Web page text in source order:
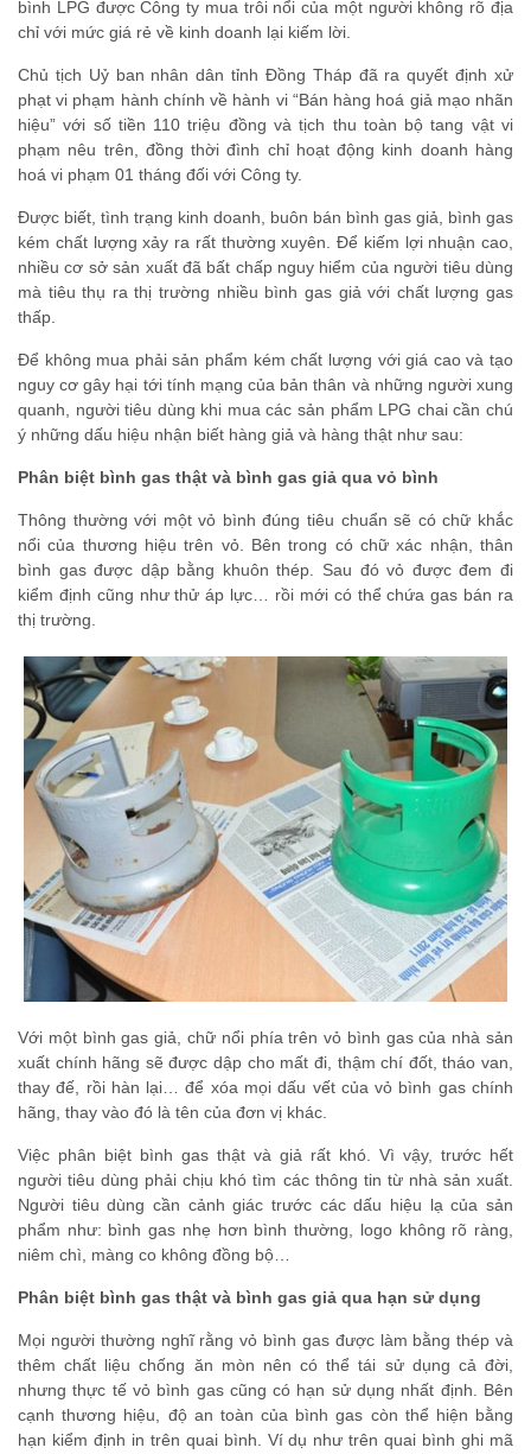
bình LPG được Công ty mua trôi nổi của một người không rõ địa
chỉ với mức giá rẻ về kinh doanh lại kiếm lời.
Chủ tịch Uỷ ban nhân dân tỉnh Đồng Tháp đã ra quyết định xử
phạt vi phạm hành chính về hành vi “Bán hàng hoá giả mạo nhãn
hiệu” với số tiền 110 triệu đồng và tịch thu toàn bộ tang vật vi
phạm nêu trên, đồng thời đình chỉ hoạt động kinh doanh hàng
hoá vi phạm 01 tháng đối với Công ty.
Được biết, tình trạng kinh doanh, buôn bán bình gas giả, bình gas
kém chất lượng xảy ra rất thường xuyên. Để kiếm lợi nhuận cao,
nhiều cơ sở sản xuất đã bất chấp nguy hiểm của người tiêu dùng
mà tiêu thụ ra thị trường nhiều bình gas giả với chất lượng gas
thấp.
Để không mua phải sản phẩm kém chất lượng với giá cao và tạo
nguy cơ gây hại tới tính mạng của bản thân và những người xung
quanh, người tiêu dùng khi mua các sản phẩm LPG chai cần chú
ý những dấu hiệu nhận biết hàng giả và hàng thật như sau:
Phân biệt bình gas thật và bình gas giả qua vỏ bình
Thông thường với một vỏ bình đúng tiêu chuẩn sẽ có chữ khắc
nổi của thương hiệu trên vỏ. Bên trong có chữ xác nhận, thân
bình gas được dập bằng khuôn thép. Sau đó vỏ được đem đi
kiểm định cũng như thử áp lực… rồi mới có thể chứa gas bán ra
thị trường.
Với một bình gas giả, chữ nổi phía trên vỏ bình gas của nhà sản
xuất chính hãng sẽ được dập cho mất đi, thậm chí đốt, tháo van,
thay đế, rồi hàn lại… để xóa mọi dấu vết của vỏ bình gas chính
hãng, thay vào đó là tên của đơn vị khác.
Việc phân biệt bình gas thật và giả rất khó. Vì vậy, trước hết
người tiêu dùng phải chịu khó tìm các thông tin từ nhà sản xuất.
Người tiêu dùng cần cảnh giác trước các dấu hiệu lạ của sản
phẩm như: bình gas nhẹ hơn bình thường, logo không rõ ràng,
niêm chì, màng co không đồng bộ…
Phân biệt bình gas thật và bình gas giả qua hạn sử dụng
Mọi người thường nghĩ rằng vỏ bình gas được làm bằng thép và
thêm chất liệu chống ăn mòn nên có thể tái sử dụng cả đời,
nhưng thực tế vỏ bình gas cũng có hạn sử dụng nhất định. Bên
cạnh thương hiệu, độ an toàn của bình gas còn thể hiện bằng
hạn kiểm định in trên quai bình. Ví dụ như trên quai bình ghi mã